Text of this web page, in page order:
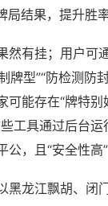
局结果，提升胜率
然有挂；用户可
牌型”“防检测防
可能存在“牌特别
工具通过后台
，且“安全性高
黑龙江飘胡、闭